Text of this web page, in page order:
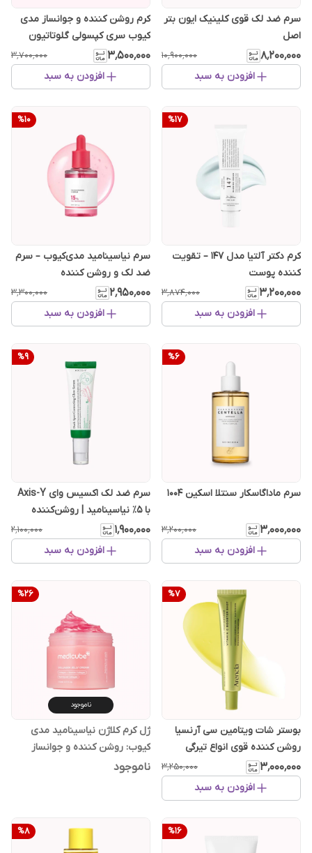
سرم ضد لک قوی کلینیک ایون بتر
اصل
۸٬۲۰۰٬۰۰۰ ۱۰٬۹۰۰٬۰۰۰
افزودن به سبد
کرم روشن کننده و جوانساز مدی
کیوب سری کپسولی گلوتاتیون
۳٬۵۰۰٬۰۰۰ ۳٬۷۰۰٬۰۰۰
افزودن به سبد
%17
کرم دکتر آلتیا مدل ۱۴۷ – تقویت
کننده پوست
۳٬۲۰۰٬۰۰۰ ۳٬۸۷۴٬۰۰۰
افزودن به سبد
%10
سرم نیاسینامید مدی‌کیوب – سرم
ضد لک و روشن کننده
۲٬۹۵۰٬۰۰۰ ۳٬۳۰۰٬۰۰۰
افزودن به سبد
%6
سرم ماداگاسکار سنتلا اسکین ۱۰۰۴
۳٬۰۰۰٬۰۰۰ ۳٬۲۰۰٬۰۰۰
افزودن به سبد
%9
سرم ضد لک اکسیس وای Axis-Y
با ۵٪ نیاسینامید | روشن‌کننده
سریع لک و جای جوش
۱٬۹۰۰٬۰۰۰ ۲٬۱۰۰٬۰۰۰
افزودن به سبد
%7
بوستر شات ویتامین سی آرنسیا
روشن کننده قوی انواع تیرگی
۳٬۰۰۰٬۰۰۰ ۳٬۲۵۰٬۰۰۰
افزودن به سبد
%26
ناموجود
ژل کرم کلاژن نیاسینامید مدی
کیوب: روشن کننده و جوانساز
ناموجود
%16
%8